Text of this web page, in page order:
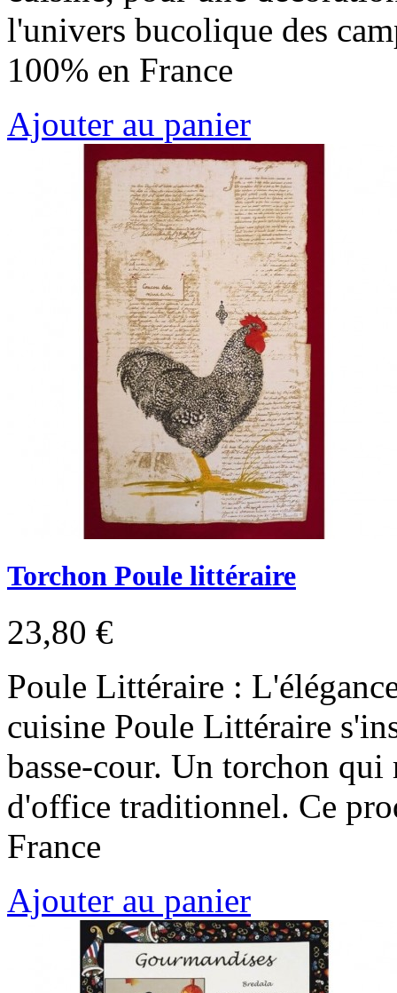
l'univers bucolique des
100% en France
Ajouter au panier
Torchon Poule littéraire
23,80 €
Poule Littéraire :
cuisine Poule Littéraire
basse-cour. Un torchon
d'office traditionnel. Ce
France
Ajouter au panier